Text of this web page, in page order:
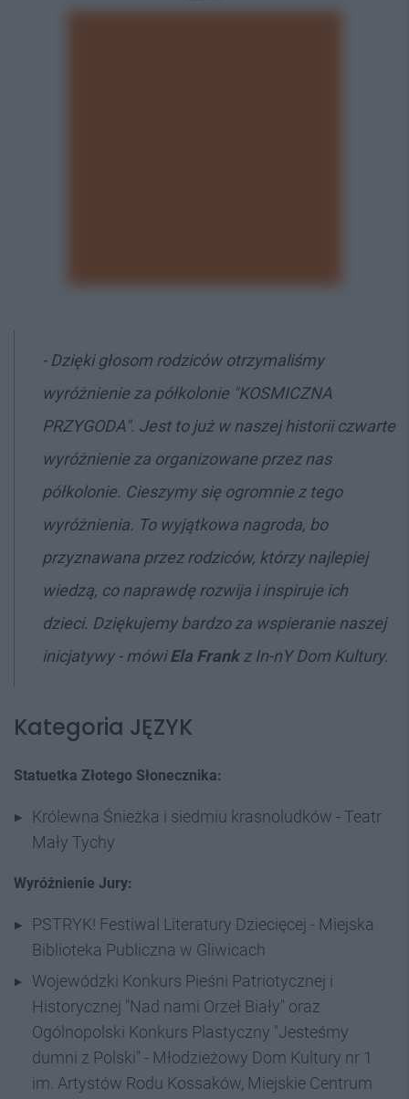
- Dzięki głosom rodziców otrzymaliśmy
wyróżnienie za półkolonie "KOSMICZNA
PRZYGODA". Jest to już w naszej historii czwarte
wyróżnienie za organizowane przez nas
półkolonie. Cieszymy się ogromnie z tego
wyróżnienia. To wyjątkowa nagroda, bo
przyznawana przez rodziców, którzy najlepiej
wiedzą, co naprawdę rozwija i inspiruje ich
dzieci. Dziękujemy bardzo za wspieranie naszej
inicjatywy - mówiEla Frankz In-nY Dom Kultury.
Kategoria JĘZYK
Statuetka Złotego Słonecznika:
Królewna Śnieżka i siedmiu krasnoludków - Teatr
Mały Tychy
Wyróżnienie Jury:
PSTRYK! Festiwal Literatury Dziecięcej - Miejska
Biblioteka Publiczna w Gliwicach
Wojewódzki Konkurs Pieśni Patriotycznej i
Historycznej "Nad nami Orzeł Biały" oraz
Ogólnopolski Konkurs Plastyczny "Jesteśmy
dumni z Polski" - Młodzieżowy Dom Kultury nr 1
im. Artystów Rodu Kossaków, Miejskie Centrum